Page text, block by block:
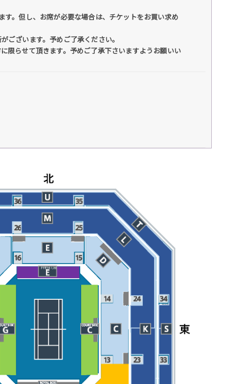
。但し、お席が必要な場合は、チケットをお買い求め
ございます。予めご了承ください。
限らせて頂きます。予めご了承下さいますようお願いい